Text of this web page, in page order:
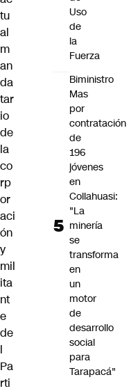
tu
al
m
an
da
tar
io
de
la
co
rp
or
aci
ón
y
mil
ita
nt
e
de
l
Pa
rti
Uso
de
la
Fuerza
Biministro
Mas
por
contratación
de
196
jóvenes
en
Collahuasi:
"La
minería
se
transforma
en
un
motor
de
desarrollo
social
para
Tarapacá"